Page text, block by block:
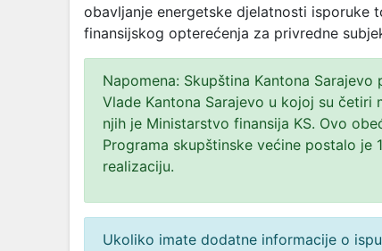
obavljanje energetske djelatnosti isporuke
finansijskog opterećenja za privredne
Napomena: Skupština Kantona
Vlade Kantona Sarajevo u kojoj su
njih je Ministarstvo finansija KS. Ovo
Programa skupštinske većine postalo je
realizaciju.
Ukoliko imate dodatne informacije o